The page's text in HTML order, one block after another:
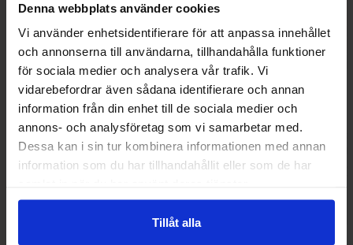
Denna webbplats använder cookies
Vi använder enhetsidentifierare för att anpassa innehållet
och annonserna till användarna, tillhandahålla funktioner
för sociala medier och analysera vår trafik. Vi
vidarebefordrar även sådana identifierare och annan
information från din enhet till de sociala medier och
annons- och analysföretag som vi samarbetar med.
Dessa kan i sin tur kombinera informationen med annan
information som du har tillhandahållit eller som de har
Tillåt alla
Malaco Fruxo Tablettask 20g
10.90 kr
Fazer Violgodis